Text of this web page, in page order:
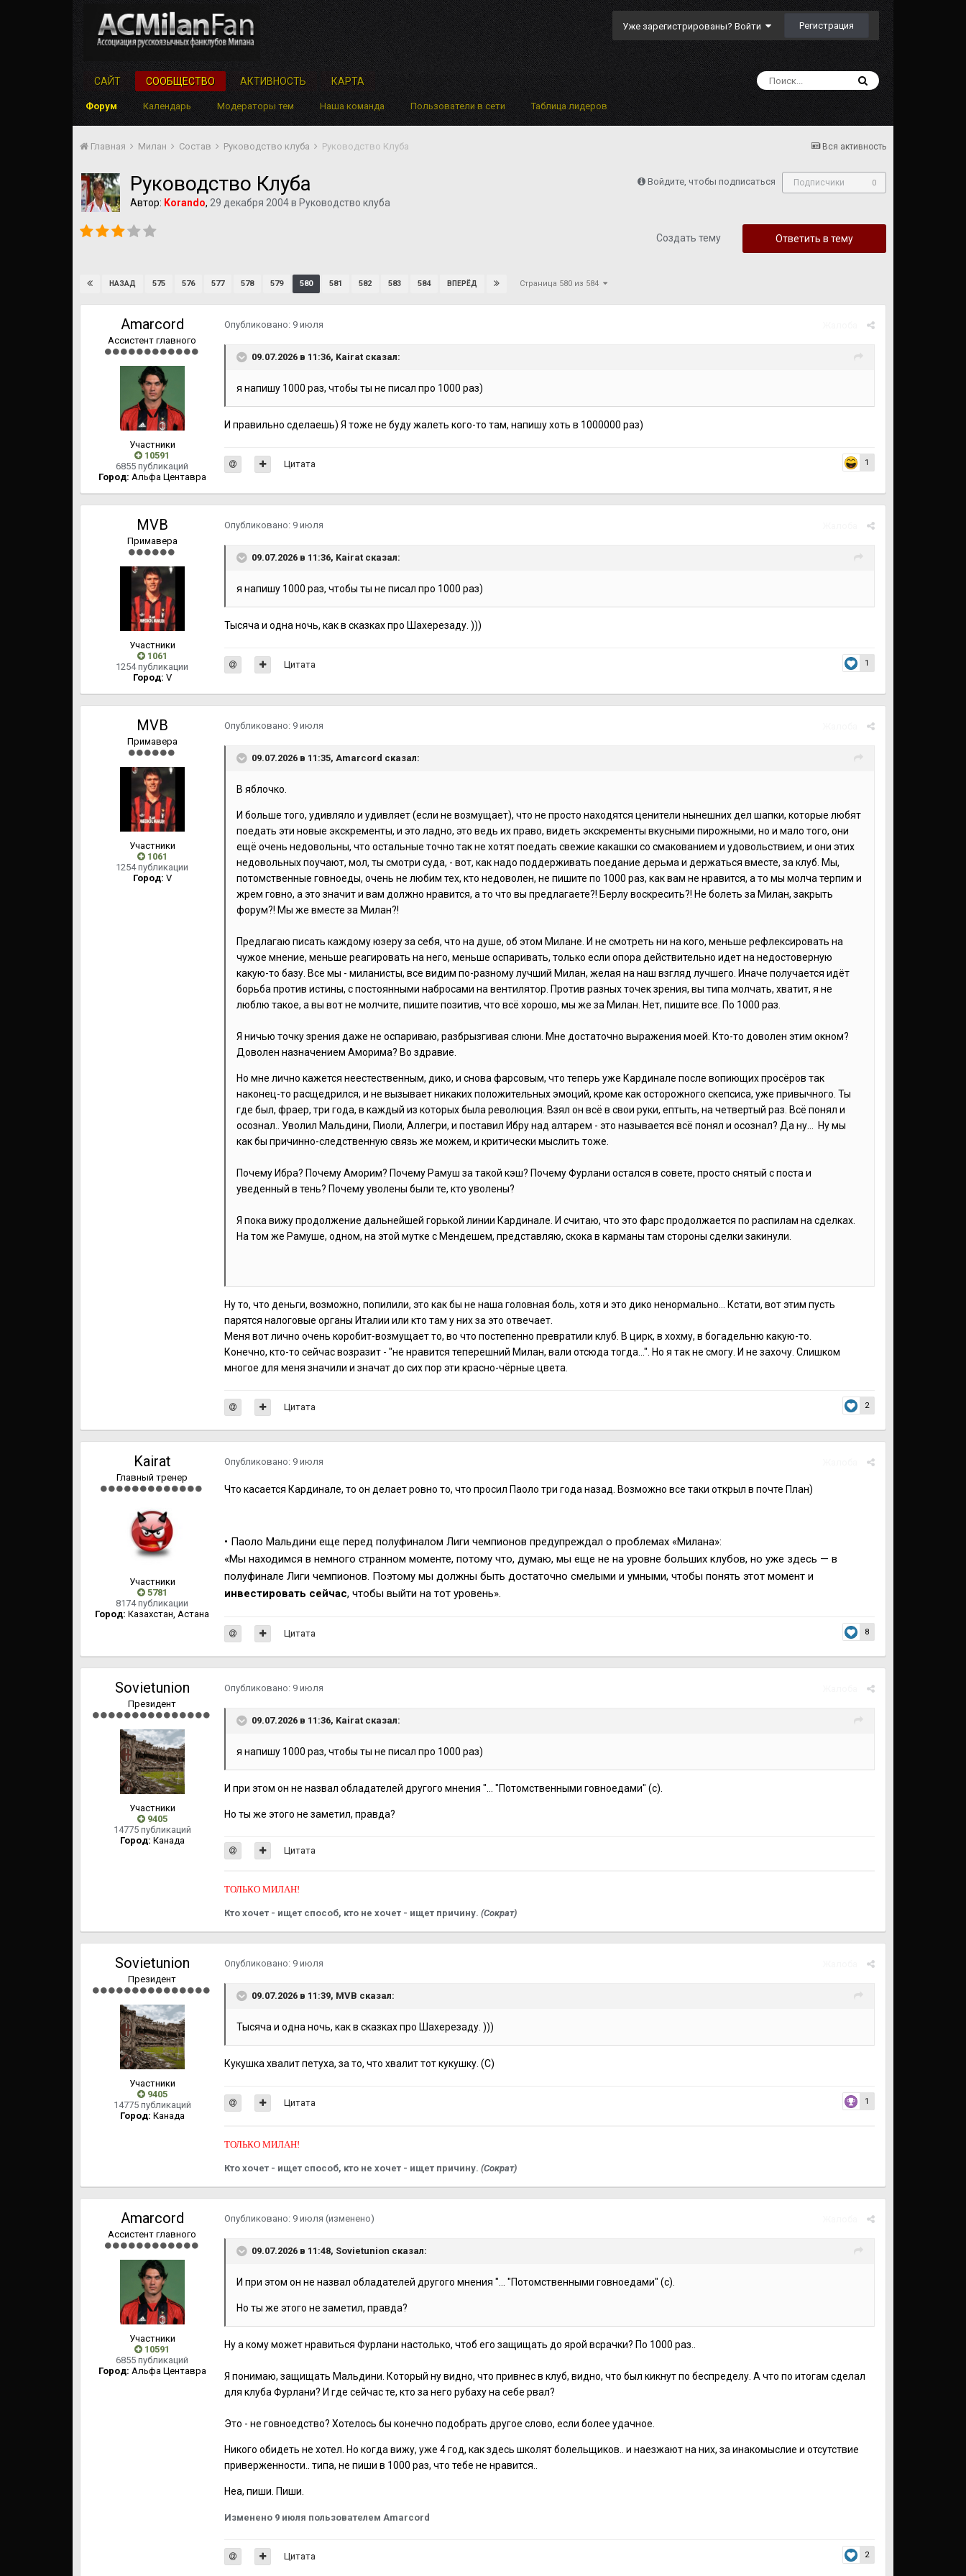
Уже зарегистрированы? Войти Регистрация
САЙТ СООБЩЕСТВО
Форум Календарь Модераторы тем Наша команда Пользователи в сети Таблица лидеров
АКТИВНОСТЬ КАРТА
Вся активность
Главная Милан Состав Руководство клуба Руководство Клуба
Войдите, чтобы подписаться Подписчики 0
Руководство Клуба
Автор: Korando, 29 декабря 2004в Руководство клуба
Ответить в тему
Создать тему
НАЗАД 575 576 577 578 579 580 581 582 583 584 ВПЕРЁД Страница 580 из 584
Amarcord
Ассистент главного
Участники
10591
6855 публикаций
Город: Альфа Центавра
Опубликовано: 9 июля
09.07.2026 в 11:36, Kairatсказал:
я напишу 1000 раз, чтобы ты не писал про 1000 раз)
И правильно сделаешь) Я тоже не буду жалеть кого-то там, напишу хоть в 1000000 раз)
1
Цитата
MVB
Примавера
Участники
1061
1254 публикации
Город: V
Опубликовано: 9 июля
09.07.2026 в 11:36, Kairatсказал:
я напишу 1000 раз, чтобы ты не писал про 1000 раз)
Тысяча и одна ночь, как в сказках про Шахерезаду. )))
1
Цитата
MVB
Примавера
Участники
1061
1254 публикации
Город: V
Опубликовано: 9 июля
09.07.2026 в 11:35, Amarcord сказал:
В яблочко.
И больше того, удивляло и удивляет (если не возмущает), что не просто находятся ценители нынешних дел шапки, которые любят
поедать эти новые экскременты, и это ладно, это ведь их право, видеть экскременты вкусными пирожными, но и мало того, они
ещё очень недовольны, что остальные точно так не хотят поедать свежие какашки со смакованием и удовольствием, и они этих
недовольных поучают, мол, ты смотри суда, - вот, как надо поддерживать поедание дерьма и держаться вместе, за клуб. Мы,
потомственные говноеды, очень не любим тех, кто недоволен, не пишите по 1000 раз, как вам не нравится, а то мы молча терпим и
жрем говно, а это значит и вам должно нравится, а то что вы предлагаете?! Берлу воскресить?! Не болеть за Милан, закрыть
форум?! Мы же вместе за Милан?!
Предлагаю писать каждому юзеру за себя, что на душе, об этом Милане. И не смотреть ни на кого, меньше рефлексировать на
чужое мнение, меньше реагировать на него, меньше оспаривать, только если опора действительно идет на недостоверную
какую-то базу. Все мы - миланисты, все видим по-разному лучший Милан, желая на наш взгляд лучшего. Иначе получается идёт
борьба против истины, с постоянными набросами на вентилятор. Против разных точек зрения, вы типа молчать, хватит, я не
люблю такое, а вы вот не молчите, пишите позитив, что всё хорошо, мы же за Милан. Нет, пишите все. По 1000 раз.
Я ничью точку зрения даже не оспариваю, разбрызгивая слюни. Мне достаточно выражения моей. Кто-то доволен этим окном?
Доволен назначением Аморима? Во здравие.
Но мне лично кажется неестественным, дико, и снова фарсовым, что теперь уже Кардинале после вопиющих просёров так
наконец-то расщедрился, и не вызывает никаких положительных эмоций, кроме как осторожного скепсиса, уже привычного. Ты
где был, фраер, три года, в каждый из которых была революция. Взял он всё в свои руки, ептыть, на четвертый раз. Всё понял и
осознал.. Уволил Мальдини, Пиоли, Аллегри, и поставил Ибру над алтарем - это называется всё понял и осознал? Да ну... Ну мы
как бы причинно-следственную связь же можем, и критически мыслить тоже.
Почему Ибра? Почему Аморим? Почему Рамуш за такой кэш? Почему Фурлани остался в совете, просто снятый с поста и
уведенный в тень? Почему уволены были те, кто уволены?
Я пока вижу продолжение дальнейшей горькой линии Кардинале. И считаю, что это фарс продолжается по распилам на сделках.
На том же Рамуше, одном, на этой мутке с Мендешем, представляю, скока в карманы там стороны сделки закинули.
Ну то, что деньги, возможно, попилили, это как бы не наша головная боль, хотя и это дико ненормально... Кстати, вот этим пусть
парятся налоговые органы Италии или кто там у них за это отвечает.
Меня вот лично очень коробит-возмущает то, во что постепенно превратили клуб. В цирк, в хохму, в богадельню какую-то.
Конечно, кто-то сейчас возразит - "не нравится теперешний Милан, вали отсюда тогда...". Но я так не смогу. И не захочу. Слишком
многое для меня значили и значат до сих пор эти красно-чёрные цвета.
2
Цитата
Kairat
Главный тренер
Участники
5781
8174 публикации
Город: Казахстан, Астана
Опубликовано: 9 июля
Что касается Кардинале, то он делает ровно то, что просил Паоло три года назад. Возможно все таки открыл в почте План)
• Паоло Мальдини еще перед полуфиналом Лиги чемпионов предупреждал о проблемах «Милана»:
«Мы находимся в немного странном моменте, потому что, думаю, мы еще не на уровне больших клубов, но уже здесь — в
полуфинале Лиги чемпионов. Поэтому мы должны быть достаточно смелыми и умными, чтобы понять этот момент и
инвестировать сейчас, чтобы выйти на тот уровень».
8
Цитата
Sovietunion
Президент
Участники
9405
14775 публикаций
Город: Канада
Опубликовано: 9 июля
09.07.2026 в 11:36, Kairatсказал:
я напишу 1000 раз, чтобы ты не писал про 1000 раз)
И при этом он не назвал обладателей другого мнения "... "Потомственными говноедами" (с).
Но ты же этого не заметил, правда?
Цитата
ТОЛЬКО МИЛАН!
Кто хочет - ищет способ, кто не хочет - ищет причину. (Сократ)
Sovietunion
Президент
Участники
9405
14775 публикаций
Город: Канада
Опубликовано: 9 июля
09.07.2026 в 11:39, MVB сказал:
Тысяча и одна ночь, как в сказках про Шахерезаду. )))
Кукушка хвалит петуха, за то, что хвалит тот кукушку. (С)
1
Цитата
ТОЛЬКО МИЛАН!
Кто хочет - ищет способ, кто не хочет - ищет причину. (Сократ)
Amarcord
Ассистент главного
Участники
10591
6855 публикаций
Город: Альфа Центавра
Опубликовано: 9 июля (изменено)
09.07.2026 в 11:48, Sovietunion сказал:
И при этом он не назвал обладателей другого мнения "... "Потомственными говноедами" (с).
Но ты же этого не заметил, правда?
Ну а кому может нравиться Фурлани настолько, чтоб его защищать до ярой всрачки? По 1000 раз..
Я понимаю, защищать Мальдини. Который ну видно, что привнес в клуб, видно, что был кикнут по беспределу. А что по итогам сделал
для клуба Фурлани? И где сейчас те, кто за него рубаху на себе рвал?
Это - не говноедство? Хотелось бы конечно подобрать другое слово, если более удачное.
Никого обидеть не хотел. Но когда вижу, уже 4 год, как здесь школят болельщиков.. и наезжают на них, за инакомыслие и отсутствие
приверженности.. типа, не пиши в 1000 раз, что тебе не нравится..
Неа, пиши. Пиши.
Изменено 9 июля пользователем Amarcord
2
Цитата